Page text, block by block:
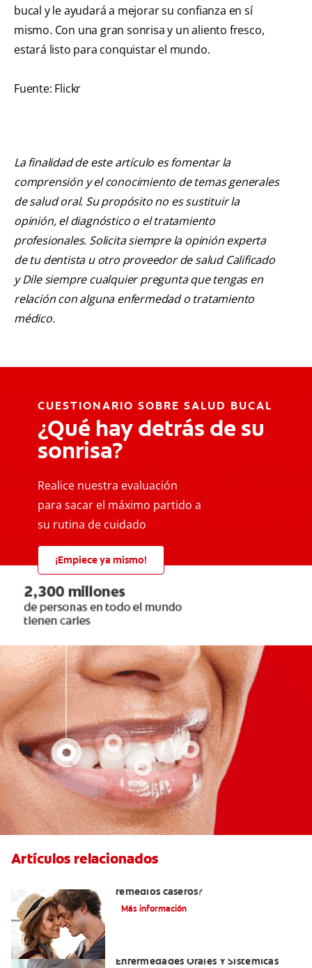
bucal y le ayudará a mejorar su confianza en sí
mismo. Con una gran sonrisa y un aliento fresco,
estará listo para conquistar el mundo.
Fuente: Flickr
La finalidad de este artículo es fomentar la
comprensión y el conocimiento de temas generales
de salud oral. Su propósito no es sustituir la
opinión, el diagnóstico o el tratamiento
profesionales. Solicita siempre la opinión experta
de tu dentista u otro proveedor de salud Calificado
y Dile siempre cualquier pregunta que tengas en
relación con alguna enfermedad o tratamiento
médico.
CUESTIONARIO SOBRE SALUD BUCAL
¿Qué hay detrás de su
sonrisa?
Realice nuestra evaluación
para sacar el máximo partido a
su rutina de cuidado
¡Empiece ya mismo!
Artículos relacionados
remedios caseros?
Más información
Enfermedades Orales Y Sistémicas